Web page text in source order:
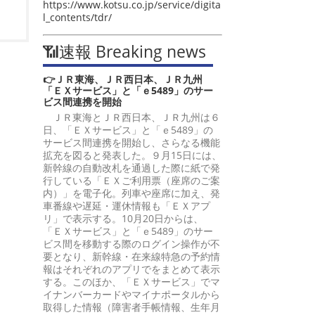
https://www.kotsu.co.jp/service/digita
l_contents/tdr/
📶速報 Breaking news
👉ＪＲ東海、ＪＲ西日本、ＪＲ九州
「ＥＸサービス」と「ｅ5489」のサー
ビス間連携を開始
ＪＲ東海とＪＲ西日本、ＪＲ九州は６
日、「ＥＸサービス」と「ｅ5489」の
サービス間連携を開始し、さらなる機能
拡充を図ると発表した。９月15日には、
新幹線の自動改札を通過した際に紙で発
行している「ＥＸご利用票（座席のご案
内）」を電子化。列車や座席に加え、発
車番線や遅延・運休情報も「ＥＸアプ
リ」で表示する。10月20日からは、
「ＥＸサービス」と「ｅ5489」のサー
ビス間を移動する際のログイン操作が不
要となり、新幹線・在来線特急の予約情
報はそれぞれのアプリでをまとめて表示
する。このほか、「ＥＸサービス」でマ
イナンバーカードやマイナポータルから
取得した情報（障害者手帳情報、生年月